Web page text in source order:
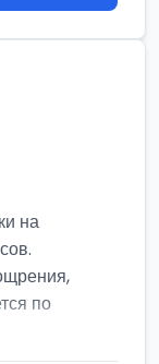
на
по